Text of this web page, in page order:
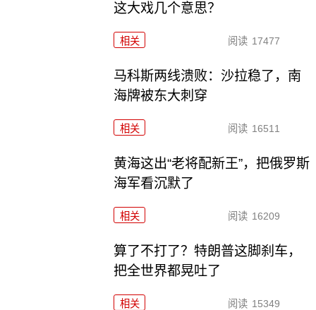
这大戏几个意思？
相关 阅读 17477
马科斯两线溃败：沙拉稳了，南
海牌被东大刺穿
相关 阅读 16511
黄海这出“老将配新王”，把俄罗斯
海军看沉默了
相关 阅读 16209
算了不打了？特朗普这脚刹车，
把全世界都晃吐了
相关 阅读 15349